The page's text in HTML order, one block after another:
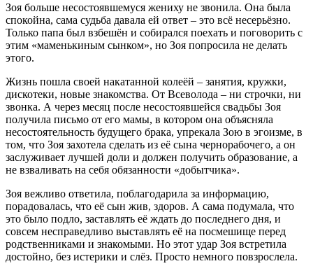
Зоя больше несостоявшемуся жениху не звонила. Она была
спокойна, сама судьба давала ей ответ – это всё несерьёзно.
Только папа был взбешён и собирался поехать и поговорить с
этим «маменькиным сынком», но Зоя попросила не делать
этого.
Жизнь пошла своей накатанной колеёй – занятия, кружки,
дискотеки, новые знакомства. От Всеволода – ни строчки, ни
звонка. А через месяц после несостоявшейся свадьбы Зоя
получила письмо от его мамы, в котором она объясняла
несостоятельность будущего брака, упрекала Зою в эгоизме, в
том, что Зоя захотела сделать из её сына чернорабочего, а он
заслуживает лучшей доли и должен получить образование, а
не взваливать на себя обязанности «добытчика».
Зоя вежливо ответила, поблагодарила за информацию,
порадовалась, что её сын жив, здоров. А сама подумала, что
это было подло, заставлять её ждать до последнего дня, и
совсем несправедливо выставлять её на посмешище перед
родственниками и знакомыми. Но этот удар Зоя встретила
достойно, без истерики и слёз. Просто немного повзрослела.